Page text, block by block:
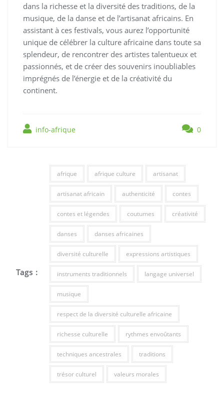
dans la richesse et la diversité des traditions, de la
musique, de la danse et de l’artisanat africains. En
assistant à ces festivals, vous aurez l’opportunité
unique de célébrer la culture africaine dans toute sa
splendeur, de rencontrer des artistes talentueux et
passionnés, et de créer des souvenirs inoubliables
imprégnés de l’énergie et de la créativité du
continent.
info-afrique 0
Tags :
afrique afrique culture artisanat
artisanat africain authenticité contes
contes et légendes coutumes créativité
danses danses africaines
diversité culturelle expressions artistiques
instruments traditionnels langage universel
musique
respect de la diversité culturelle africaine
richesse culturelle rythmes envoûtants
techniques ancestrales traditions
trésor culturel valeurs morales